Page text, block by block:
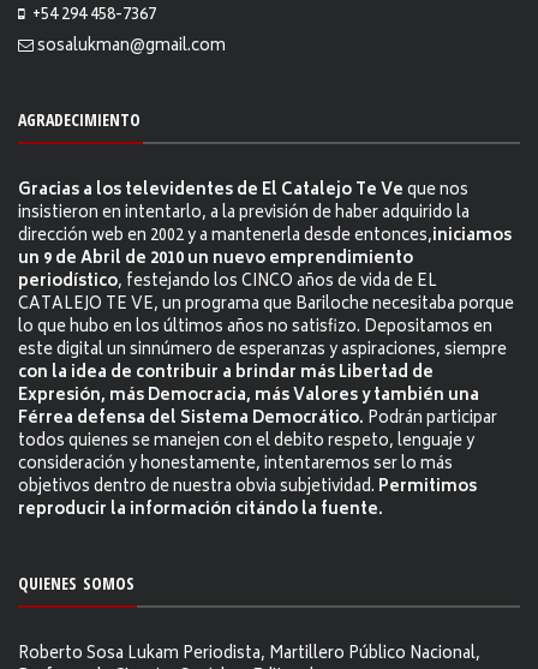
+54 294 458-7367
sosalukman@gmail.com
AGRADECIMIENTO
Gracias a los televidentes de El Catalejo Te Veque nos
insistieron en intentarlo, a la previsión de haber adquirido la
dirección web en 2002 y a mantenerla desde entonces,iniciamos
un 9 de Abril de 2010 un nuevo emprendimiento
periodístico, festejando los CINCO años de vida de EL
CATALEJO TE VE, un programa que Bariloche necesitaba porque
lo que hubo en los últimos años no satisfizo. Depositamos en
este digital un sinnúmero de esperanzas y aspiraciones, siempre
con la idea de contribuir a brindar más Libertad de
Expresión, más Democracia, más Valores y también una
Férrea defensa del Sistema Democrático. Podrán participar
todos quienes se manejen con el debito respeto, lenguaje y
consideración y honestamente, intentaremos ser lo más
objetivos dentro de nuestra obvia subjetividad. Permitimos
reproducir la información citándo la fuente.
QUIENES SOMOS
Roberto Sosa Lukam Periodista, Martillero Público Nacional,